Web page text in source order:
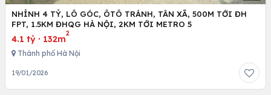
NHỈNH 4 TỶ, LÔ GÓC, ÔTÔ TRÁNH, TÂN XÃ, 500M TỚI ĐH
FPT, 1.5KM ĐHQG HÀ NỘI, 2KM TỚI METRO 5
4.1 tỷ · 132m
2
Thành phố Hà Nội
19/01/2026